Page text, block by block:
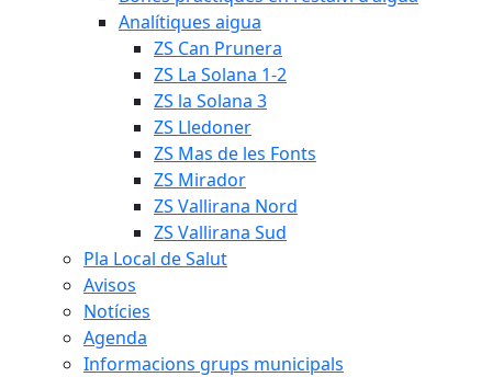
Analítiques aigua
ZS Can Prunera
ZS La Solana 1-2
ZS la Solana 3
ZS Lledoner
ZS Mas de les Fonts
ZS Mirador
ZS Vallirana Nord
ZS Vallirana Sud
Pla Local de Salut
Avisos
Notícies
Agenda
Informacions grups municipals